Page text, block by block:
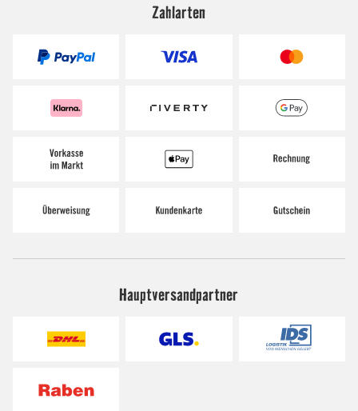
Zahlarten
Hauptversandpartner